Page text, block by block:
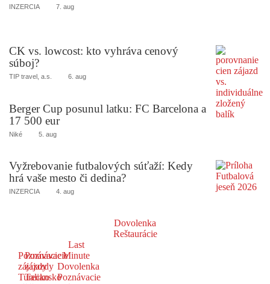
INZERCIA 7. aug
CK vs. lowcost: kto vyhráva cenový
súboj?
TIP travel, a.s. 6. aug
Berger Cup posunul latku: FC Barcelona a
17 500 eur
Niké 5. aug
Vyžrebovanie futbalových súťaží: Kedy
hrá vaše mesto či dedina?
INZERCIA 4. aug
Dovolenka
Reštaurácie
Poznávacie
zájazdy
Turecko
Poznávacie
zájazdy
Taliansko
Last
Minute
Dovolenka
Poznávacie